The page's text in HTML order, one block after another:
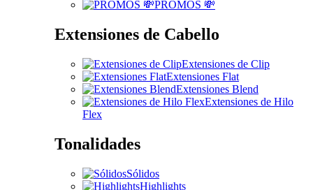
PROMOS 💸
Extensiones de Cabello
Extensiones de Clip
Extensiones Flat
Extensiones Blend
Extensiones de Hilo
Flex
Tonalidades
Sólidos
Highlights